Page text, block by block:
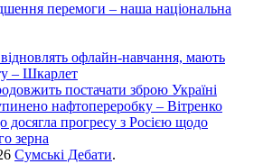
перемоги – наша національна
відновлять офлайн-навчання, мають
– Шкарлет
постачати зброю Україні
нафтопереробку – Вітренко
досягла прогресу з Росією щодо
зерна
Сумські Дебати.